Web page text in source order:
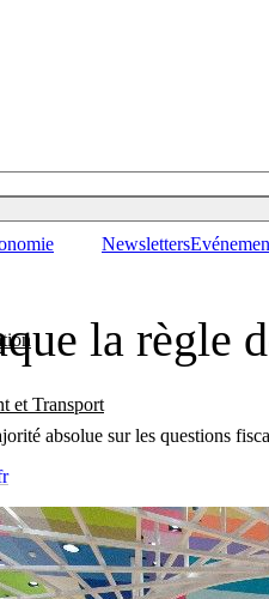
et Transport
Newsletters
la règle
absolue sur les questions